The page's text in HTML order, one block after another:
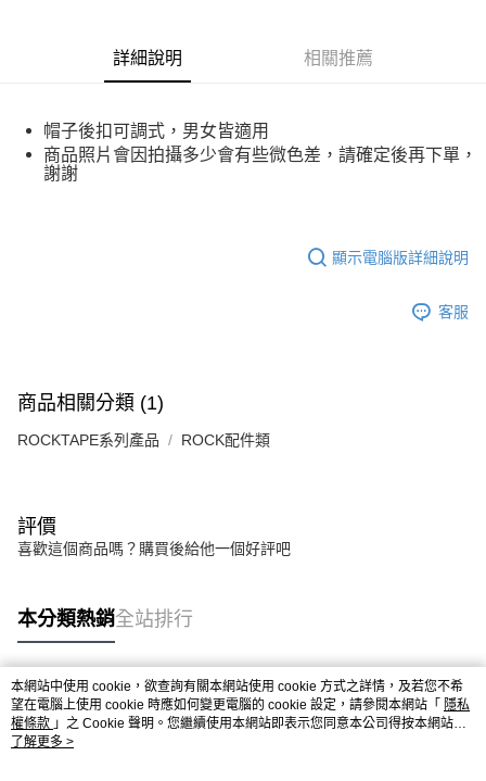
【關於「AFTEE先享後付」】
便利好安心！
１．簡單：不需註冊會員、不需綁卡、不需儲值。
２．便利：只要手機號碼，簡訊認證，即可結帳。
３．安心：先確認商品／服務後，再付款。
結帳頁面，進行簡訊認證並確認金額後，即可完成結帳。
※ 交易是否成功請以「AFTEE先享後付 」之結帳頁面顯示為準，若有關於
是否繳費成功／繳費後需取消欲退款等相關疑問，請聯繫「AFTEE先享後付
客戶支援中心」https://netprotections.freshdesk.com/support/home
易，需依本服務之必要範圍內提供個人資料，並將交易相關給付款項請求債
權轉讓予恩沛科技股份有限公司。
２．關於個人資料處理事宜，請瀏覽以下網址：
「AFTEE先享後付」，若未經同意申辦者引起之損失，本公司不負相關責
任。
時審查核予不同之上限額度；若仍有額度不足之情形，本公司將視審查結果
請求用戶進行身份認證。
５．嚴禁一人註冊多個帳號或使用他人資訊註冊。若發現惡意使用之情形，
恩沛科技股份有限公司將有權停止該用戶之使用額度並採取法律行動。
運送方式
宅配-離島
詳細說明 相關推薦
帽子後扣可調式，男女皆適用
商品照片會因拍攝多少會有些微色差，請確定後再下單，
謝謝
顯示電腦版詳細說明
客服
商品相關分類 (1)
ROCKTAPE系列產品 ROCK配件類
評價
喜歡這個商品嗎？購買後給他一個好評吧
本分類熱銷全站排行
熱門標籤
本網站中使用 cookie，欲查詢有關本網站使用 cookie 方式之詳情，及若您不希
望在電腦上使用 cookie 時應如何變更電腦的 cookie 設定，請參閱本網站「 隱私
權條款 」之 Cookie 聲明。您繼續使用本網站即表示您同意本公司得按本網站使
用條款之 Cookie 聲明使用 cookie。
了解更多 >